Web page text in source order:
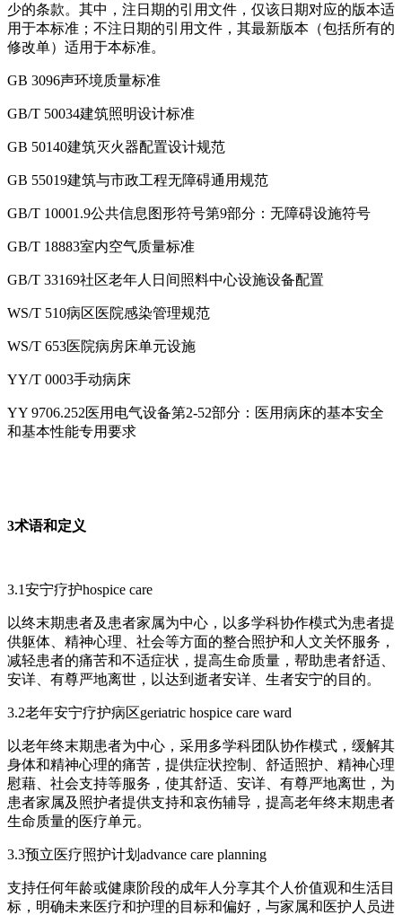
少的条款。其中，注日期的引用文件，仅该日期对应的版本适
用于本标准；不注日期的引用文件，其最新版本（包括所有的
修改单）适用于本标准。
GB 3096声环境质量标准
GB/T 50034建筑照明设计标准
GB 50140建筑灭火器配置设计规范
GB 55019建筑与市政工程无障碍通用规范
GB/T 10001.9公共信息图形符号第9部分：无障碍设施符号
GB/T 18883室内空气质量标准
GB/T 33169社区老年人日间照料中心设施设备配置
WS/T 510病区医院感染管理规范
WS/T 653医院病房床单元设施
YY/T 0003手动病床
YY 9706.252医用电气设备第2-52部分：医用病床的基本安全
和基本性能专用要求
3术语和定义
3.1安宁疗护hospice care
以终末期患者及患者家属为中心，以多学科协作模式为患者提
供躯体、精神心理、社会等方面的整合照护和人文关怀服务，
减轻患者的痛苦和不适症状，提高生命质量，帮助患者舒适、
安详、有尊严地离世，以达到逝者安详、生者安宁的目的。
3.2老年安宁疗护病区geriatric hospice care ward
以老年终末期患者为中心，采用多学科团队协作模式，缓解其
身体和精神心理的痛苦，提供症状控制、舒适照护、精神心理
慰藉、社会支持等服务，使其舒适、安详、有尊严地离世，为
患者家属及照护者提供支持和哀伤辅导，提高老年终末期患者
生命质量的医疗单元。
3.3预立医疗照护计划advance care planning
支持任何年龄或健康阶段的成年人分享其个人价值观和生活目
标，明确未来医疗和护理的目标和偏好，与家属和医护人员进